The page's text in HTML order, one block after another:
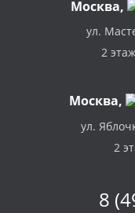
Москва,
ул.
2
Москва,
ул.
2
8